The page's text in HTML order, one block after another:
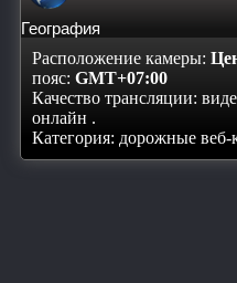
География
Расположение камеры:
пояс: GMT+07:00
Качество трансляции:
онлайн .
Категория: дорожные веб-